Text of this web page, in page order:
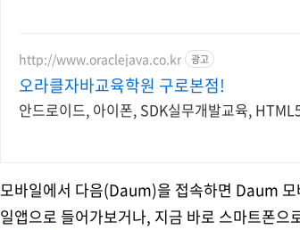
http://www.oraclejava.co.kr 광고
오라클자바교육학원 구로본점!
안드로이드, 아이폰, SDK실무개발교육,
모바일에서 다음(Daum)을 접속하면 Daum
일앱으로 들어가보거나, 지금 바로 스마트폰으